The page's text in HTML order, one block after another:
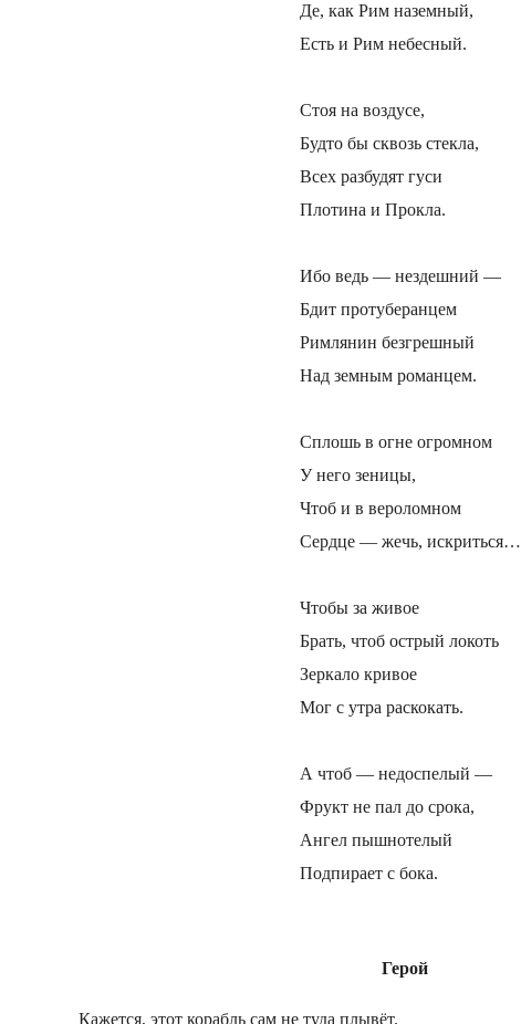
Де, как Рим наземный,
Есть и Рим небесный.
Стоя на воздусе,
Будто бы сквозь стекла,
Всех разбудят гуси
Плотина и Прокла.
Ибо ведь — нездешний —
Бдит протуберанцем
Римлянин безгрешный
Над земным романцем.
Сплошь в огне огромном
У него зеницы,
Чтоб и в вероломном
Сердце — жечь, искриться…
Чтобы за живое
Брать, чтоб острый локоть
Зеркало кривое
Мог с утра раскокать.
А чтоб — недоспелый —
Фрукт не пал до срока,
Ангел пышнотелый
Подпирает с бока.
Герой
Кажется, этот корабль сам не туда плывёт.